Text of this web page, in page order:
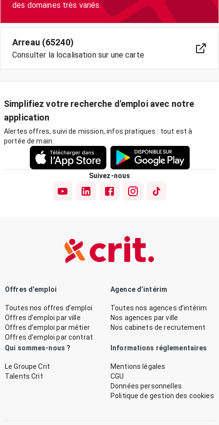
des domaines très variés.
Arreau (65240)
Consulter la localisation sur une carte
Simplifiez votre recherche d'emploi avec notre
application
Alertes offres, suivi de mission, infos pratiques : tout est à
portée de main.
Suivez-nous
Offres d’emploi
Toutes nos offres d’emploi
Offres d’emploi par ville
Offres d’emploi par métier
Offres d’emploi par contrat
Agence d’intérim
Toutes nos agences d’intérim
Nos agences par ville
Nos cabinets de recrutement
Qui sommes-nous ?
Le Groupe Crit
Talents Crit
Informations réglementaires
Mentions légales
CGU
Données personnelles
Politique de gestion des cookies